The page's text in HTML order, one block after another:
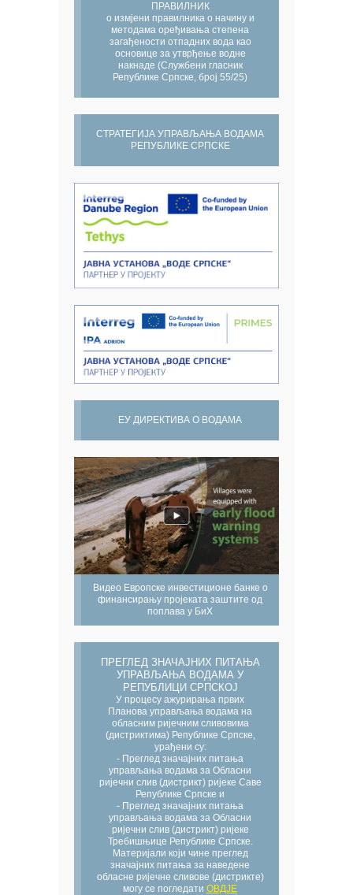
ПРАВИЛНИК
о измјени правилника о начину и
методама оређивања степена
загађености отпадних вода као
основице за утврђење водне
накнаде (Службени гласник
Републике Српске, број 55/25)
СТРАТЕГИЈА УПРАВЉАЊА ВОДАМА
РЕПУБЛИКЕ СРПСКЕ
ЕУ ДИРЕКТИВА О ВОДАМА
Видео Европске инвестиционе банке о
финансирању пројеката заштите од
поплава у БиХ
ПРЕГЛЕД ЗНАЧАЈНИХ ПИТАЊА
УПРАВЉАЊА ВОДАМА У
РЕПУБЛИЦИ СРПСКОЈ
У процесу ажурирања првих
Планова управљања водама на
обласним ријечним сливовима
(дистриктима) Републике Српске,
урађени су:
- Преглед значајних питања
управљања водама за Обласни
ријечни слив (дистрикт) ријеке Саве
Републике Српске и
- Преглед значајних питања
управљања водама за Обласни
ријечни слив (дистрикт) ријеке
Требишњице Републике Српске.
Материјали који чине преглед
значајних питања за наведене
обласне ријечне сливове (дистрикте)
могу се погледати ОВДЈЕ